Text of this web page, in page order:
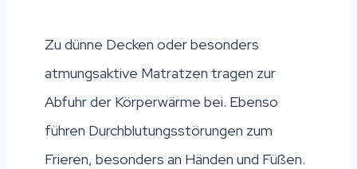
Zu dünne Decken oder besonders
atmungsaktive Matratzen tragen zur
Abfuhr der Körperwärme bei. Ebenso
führen Durchblutungsstörungen zum
Frieren, besonders an Händen und Füßen.